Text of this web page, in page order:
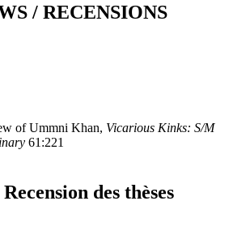
/ RECENSIONS
of Ummni Khan, Vicarious Kinks: S/M
61:221
des thèses